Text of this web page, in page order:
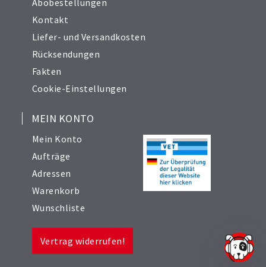
Abobestellungen
Kontakt
Liefer- und Versandkosten
Rücksendungen
Fakten
Cookie-Einstellungen
MEIN KONTO
Mein Konto
Aufträge
Adressen
Warenkorb
Wunschliste
Vertrag widerrufen!